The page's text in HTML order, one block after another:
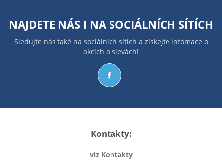
NAJDETE NÁS I NA SOCIÁLNÍCH SÍTÍCH
Sledujte nás také na sociálních sítích a získejte infomace o
akcích a slevách!
Kontakty:
viz Kontakty